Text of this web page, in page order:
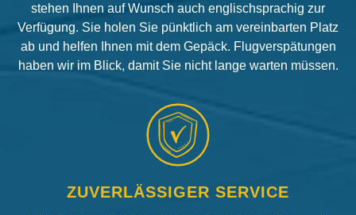
stehen Ihnen auf Wunsch auch englischsprachig zur
Verfügung. Sie holen Sie pünktlich am vereinbarten Platz
ab und helfen Ihnen mit dem Gepäck. Flugverspätungen
haben wir im Blick, damit Sie nicht lange warten müssen.
ZUVERLÄSSIGER SERVICE